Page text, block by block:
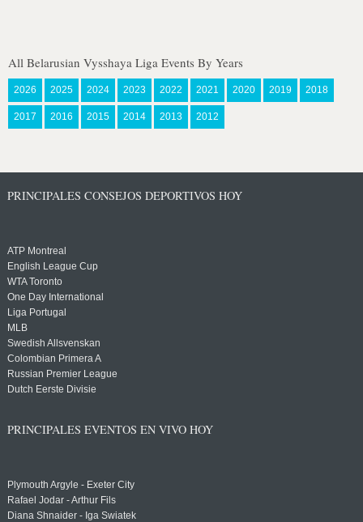
All Belarusian Vysshaya Liga Events By Years
2026 2025 2024 2023 2022 2021 2020 2019 2018
2017 2016 2015 2014 2013 2012
PRINCIPALES CONSEJOS DEPORTIVOS HOY
ATP Montreal
English League Cup
WTA Toronto
One Day International
Liga Portugal
MLB
Swedish Allsvenskan
Colombian Primera A
Russian Premier League
Dutch Eerste Divisie
PRINCIPALES EVENTOS EN VIVO HOY
Plymouth Argyle - Exeter City
Rafael Jodar - Arthur Fils
Diana Shnaider - Iga Swiatek